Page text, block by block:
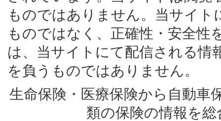
ものではありません。当サイ
ものではなく、正確性・安全性
は、当サイトにて配信される情
を負うものではありません。
生命保険・医療保険から自動車
類の保険の情報を